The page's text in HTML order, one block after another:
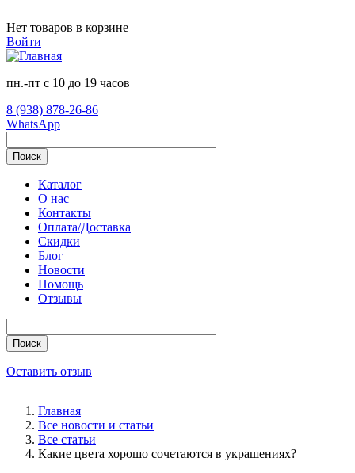
Нет товаров в корзине
Войти
пн.-пт с 10 до 19 часов
8 (938) 878-26-86
WhatsApp
Поиск
Каталог
О нас
Контакты
Оплата/Доставка
Скидки
Блог
Новости
Помощь
Отзывы
Поиск
Оставить отзыв
Главная
Все новости и статьи
Все статьи
Какие цвета хорошо сочетаются в украшениях?